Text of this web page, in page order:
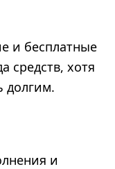
и бесплатные
средств, хотя
долгим.
и